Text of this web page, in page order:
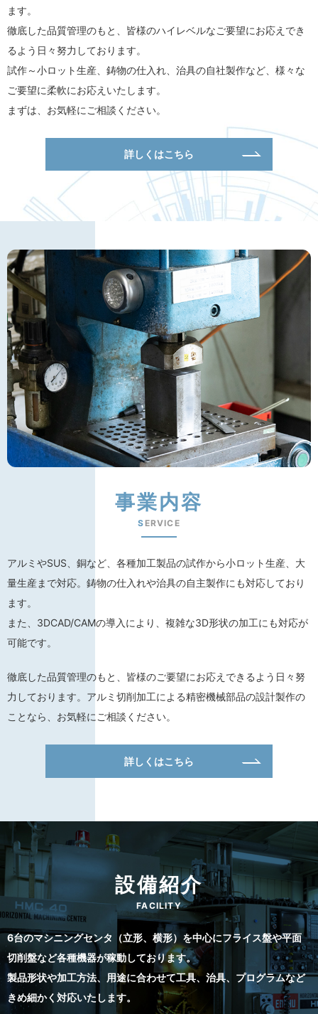
ます。
徹底した品質管理のもと、皆様のハイレベルなご要望にお応えでき
るよう日々努力しております。
試作～小ロット生産、鋳物の仕入れ、治具の自社製作など、様々な
ご要望に柔軟にお応えいたします。
まずは、お気軽にご相談ください。
詳しくはこちら
事業内容
SERVICE
アルミやSUS、銅など、各種加工製品の試作から小ロット生産、大
量生産まで対応。鋳物の仕入れや治具の自主製作にも対応しており
ます。
また、3DCAD/CAMの導入により、複雑な3D形状の加工にも対応が
可能です。
徹底した品質管理のもと、皆様のご要望にお応えできるよう日々努
力しております。アルミ切削加工による精密機械部品の設計製作の
ことなら、お気軽にご相談ください。
詳しくはこちら
設備紹介
FACILITY
6台のマシニングセンタ（立形、横形）を中心にフライス盤や平面
切削盤など各種機器が稼動しております。
製品形状や加工方法、用途に合わせて工具、治具、プログラムなど
きめ細かく対応いたします。